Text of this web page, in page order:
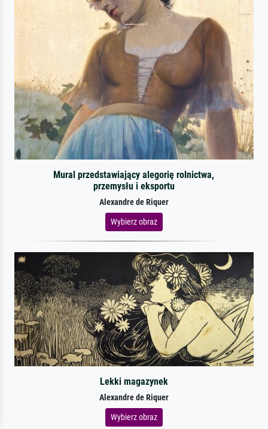
Mural przedstawiający alegorię rolnictwa,
przemysłu i eksportu
Alexandre de Riquer
Wybierz obraz
Lekki magazynek
Alexandre de Riquer
Wybierz obraz